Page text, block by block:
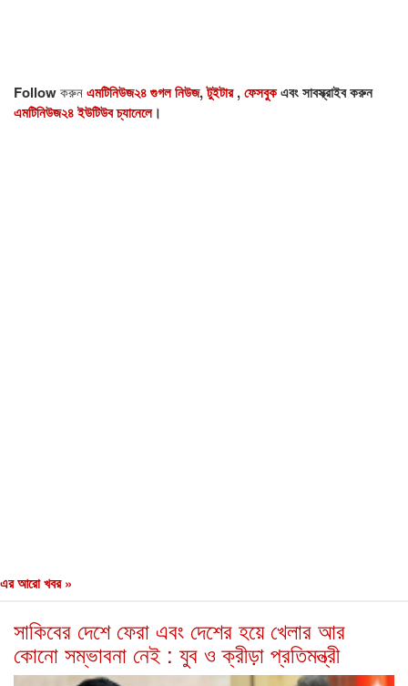
Followকরুনএমটিনিউজ২৪ গুগল নিউজ,টুইটার,ফেসবুকএবং সাবস্ক্রাইব করুন
এমটিনিউজ২৪ ইউটিউব চ্যানেলে।
এর আরো খবর »
সাকিবের দেশে ফেরা এবং দেশের হয়ে খেলার আর
কোনো সম্ভাবনা নেই : যুব ও ক্রীড়া প্রতিমন্ত্রী